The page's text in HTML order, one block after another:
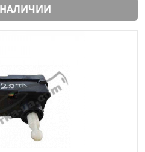
НАЛИЧИИ